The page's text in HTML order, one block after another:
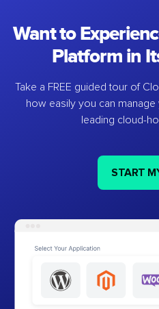
Want to
Platform in
Take a FREE guided tour of
how easily you can
leading cloud-
START